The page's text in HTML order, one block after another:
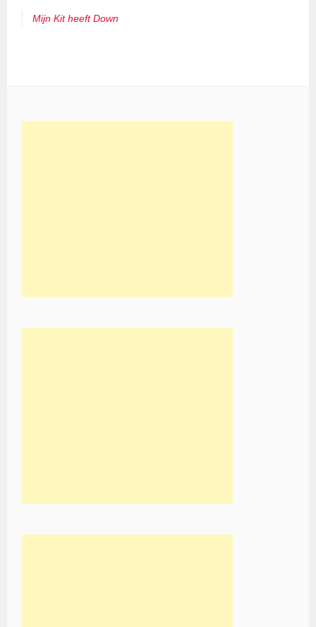
Mijn Kit heeft Down